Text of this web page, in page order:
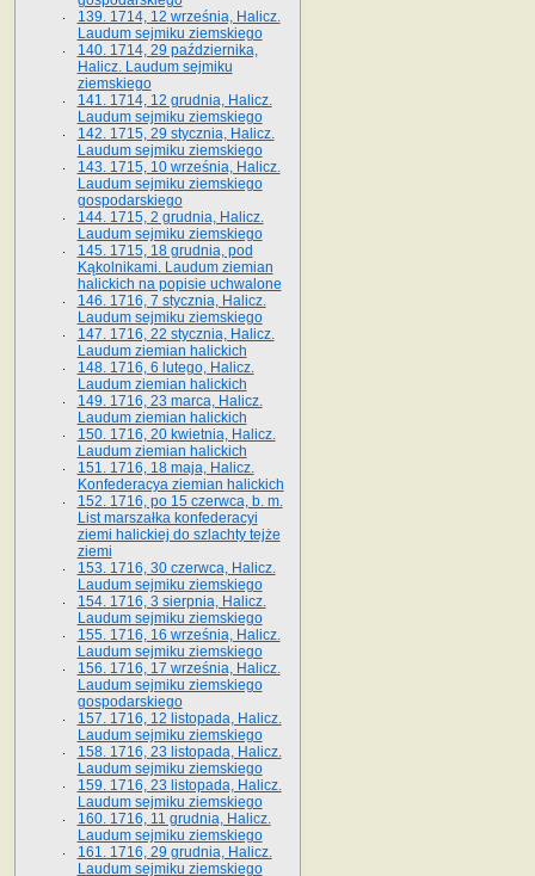
139. 1714, 12 września, Halicz.
Laudum sejmiku ziemskiego
140. 1714, 29 października,
Halicz. Laudum sejmiku
ziemskiego
141. 1714, 12 grudnia, Halicz.
Laudum sejmiku ziemskiego
142. 1715, 29 stycznia, Halicz.
Laudum sejmiku ziemskiego
143. 1715, 10 września, Halicz.
Laudum sejmiku ziemskiego
gospodarskiego
144. 1715, 2 grudnia, Halicz.
Laudum sejmiku ziemskiego
145. 1715, 18 grudnia, pod
Kąkolnikami. Laudum ziemian
halickich na popisie uchwalone
146. 1716, 7 stycznia, Halicz.
Laudum sejmiku ziemskiego
147. 1716, 22 stycznia, Halicz.
Laudum ziemian halickich
148. 1716, 6 lutego, Halicz.
Laudum ziemian halickich
149. 1716, 23 marca, Halicz.
Laudum ziemian halickich
150. 1716, 20 kwietnia, Halicz.
Laudum ziemian halickich
151. 1716, 18 maja, Halicz.
Konfederacya ziemian halickich
152. 1716, po 15 czerwca, b. m.
List marszałka konfederacyi
ziemi halickiej do szlachty tejże
ziemi
153. 1716, 30 czerwca, Halicz.
Laudum sejmiku ziemskiego
154. 1716, 3 sierpnia, Halicz.
Laudum sejmiku ziemskiego
155. 1716, 16 września, Halicz.
Laudum sejmiku ziemskiego
156. 1716, 17 września, Halicz.
Laudum sejmiku ziemskiego
gospodarskiego
157. 1716, 12 listopada, Halicz.
Laudum sejmiku ziemskiego
158. 1716, 23 listopada, Halicz.
Laudum sejmiku ziemskiego
159. 1716, 23 listopada, Halicz.
Laudum sejmiku ziemskiego
160. 1716, 11 grudnia, Halicz.
Laudum sejmiku ziemskiego
161. 1716, 29 grudnia, Halicz.
Laudum sejmiku ziemskiego